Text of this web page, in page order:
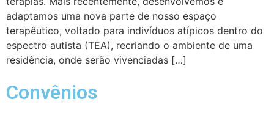
adaptamos uma nova parte de nosso espaço
terapêutico, voltado para indivíduos atípicos dentro do
espectro autista (TEA), recriando o ambiente de uma
residência, onde serão vivenciadas […]
Convênios